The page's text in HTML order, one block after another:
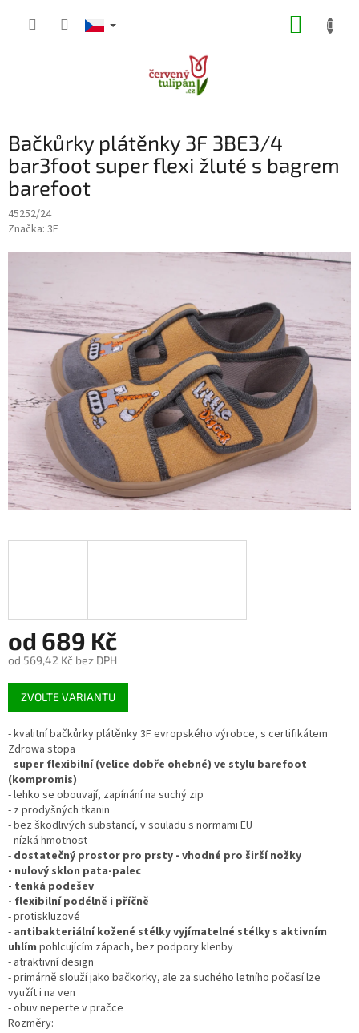
Bačkůrky plátěnky 3F 3BE3/4
bar3foot super flexi žluté s bagrem
barefoot
45252/24
Značka: 3F
od 689 Kč
od 569,42 Kč bez DPH
Měrná
cena:
ZVOLTE VARIANTU
- kvalitní bačkůrky plátěnky 3F evropského výrobce, s certifikátem
Zdrowa stopa
- super flexibilní (velice dobře ohebné) ve stylu barefoot
(kompromis)
- lehko se obouvají, zapínání na suchý zip
- z prodyšných tkanin
- bez škodlivých substancí, v souladu s normami EU
- nízká hmotnost
- dostatečný prostor pro prsty - vhodné pro širší nožky
- nulový sklon pata-palec
- tenká podešev
- flexibilní podélně i příčně
- protiskluzové
- antibakteriální kožené stélky vyjímatelné stélky s aktivním
uhlím pohlcujícím zápach, bez podpory klenby
- atraktivní design
- primárně slouží jako bačkorky, ale za suchého letního počasí lze
využít i na ven
- obuv neperte v pračce
Rozměry: